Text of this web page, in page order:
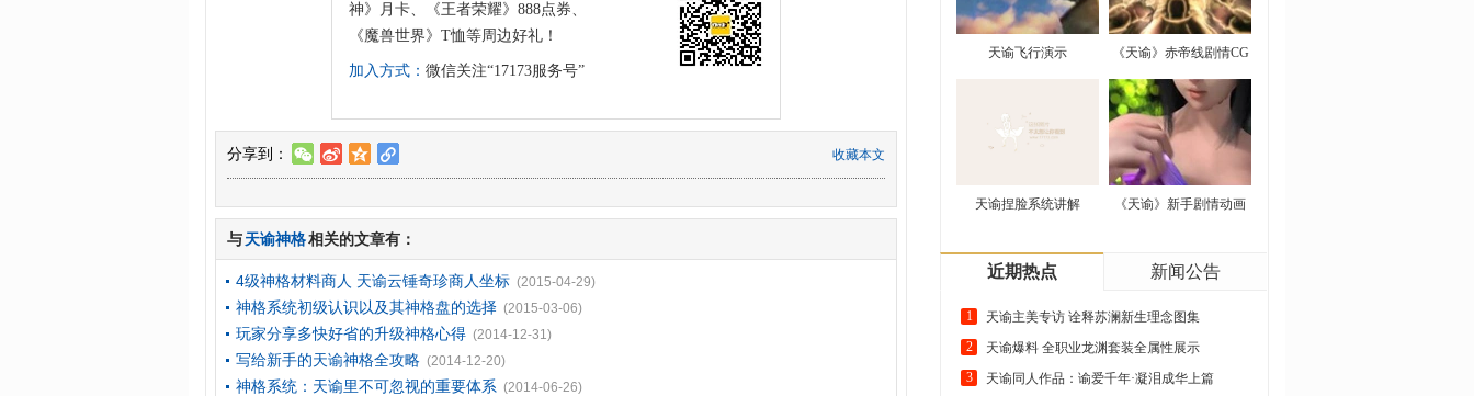
神》月卡、《王者荣耀》888点券、
《魔兽世界》T恤等周边好礼！
加入方式： 微信关注“17173服务号”
分享到： w t z l 收藏本文
与天谕神格相关的文章有：
4级神格材料商人 天谕云锤奇珍商人坐标 (2015-04-29)
神格系统初级认识以及其神格盘的选择 (2015-03-06)
玩家分享多快好省的升级神格心得 (2014-12-31)
写给新手的天谕神格全攻略 (2014-12-20)
神格系统：天谕里不可忽视的重要体系 (2014-06-26)
天谕飞行演示 《天谕》赤帝线剧情CG
天谕捏脸系统讲解
《天谕》新手剧情动画
近期热点 新闻公告
1
天谕主美专访 诠释苏澜新生理念图集
2
天谕爆料 全职业龙渊套装全属性展示
3
天谕同人作品：谕爱千年·凝泪成华上篇